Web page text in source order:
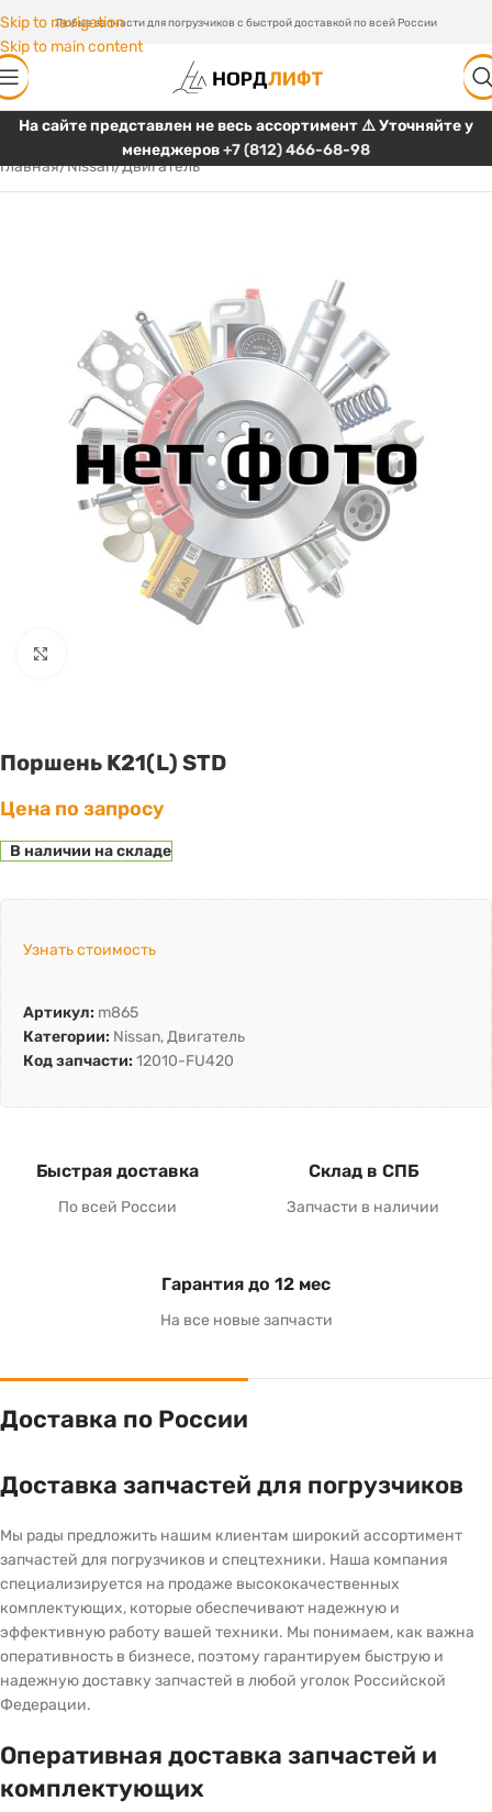
Skip to navigation
Skip to main content
Любые запчасти для погрузчиков с быстрой доставкой по всей России
На сайте представлен не весь ассортимент ⚠️ Уточняйте у
менеджеров+7 (812) 466-68-98
Главная/Nissan/Двигатель
Поршень K21(L) STD
Цена по запросу
В наличии на складе
Узнать стоимость
Артикул: m865
Категории: Nissan,Двигатель
Код запчасти: 12010-FU420
Быстрая доставка
По всей России
Склад в СПБ
Запчасти в наличии
Гарантия до 12 мес
На все новые запчасти
Доставка по России
Доставка запчастей для погрузчиков
Мы рады предложить нашим клиентам широкий ассортимент
запчастей для погрузчиков и спецтехники. Наша компания
специализируется на продаже высококачественных
комплектующих, которые обеспечивают надежную и
эффективную работу вашей техники. Мы понимаем, как важна
оперативность в бизнесе, поэтому гарантируем быструю и
надежную доставку запчастей в любой уголок Российской
Федерации.
Оперативная доставка запчастей и
комплектующих